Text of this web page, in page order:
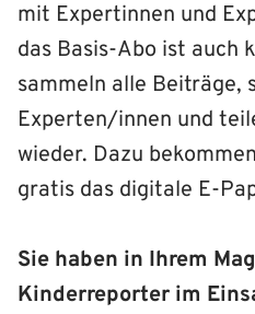
mit Expertinnen und
das Basis-Abo ist auch
sammeln alle Beiträge,
Experten/innen und
wieder. Dazu
gratis das digitale E-
Sie haben in Ihrem
Kinderreporter im